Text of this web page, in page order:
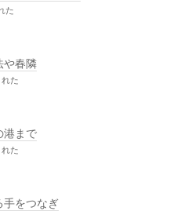
た
や春隣
た
港まで
た
手をつなぎ